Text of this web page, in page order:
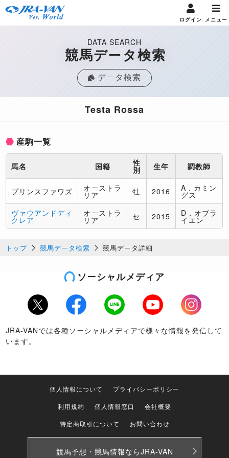
ログイン メニュー
DATA SEARCH
競馬データ検索
データ検索
Testa Rossa
産駒一覧
馬名 国籍 性
別 生年 調教師
プリンスファワズ オーストラ
リア 牡 2016 A．カミン
グス
ヴァウアンドディ
クレア
オーストラ
リア セ 2015 D．オブラ
イエン
トップ 競馬データ検索 競馬データ詳細
ソーシャルメディア
Twitter Facebook LINE Youtube
Instagram
JRA-VANでは各種ソーシャルメディアで様々な情報を発信して
います。
個人情報について
プライバシーポリシー
利用規約
個人情報窓口
会社概要
特定商取引について
お問い合わせ
競馬予想・競馬情報ならJRA-VAN